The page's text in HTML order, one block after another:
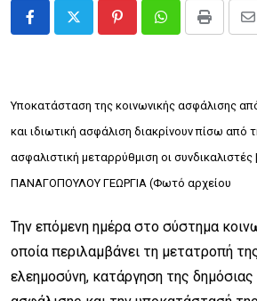
PinterestWhatsappPrint
Υποκατάσταση της κοινωνικής ασφάλισης
και ιδιωτική ασφάλιση διακρίνουν πίσω από
ασφαλιστική μεταρρύθμιση οι συνδικαλιστές |
ΠΑΝΑΓΟΠΟΥΛΟΥ ΓΕΩΡΓΙΑ (Φωτό αρχείου
Την επόμενη ημέρα στο σύστημα
οποία περιλαμβάνει τη μετατροπή
ελεημοσύνη, κατάργηση της δημόσιας